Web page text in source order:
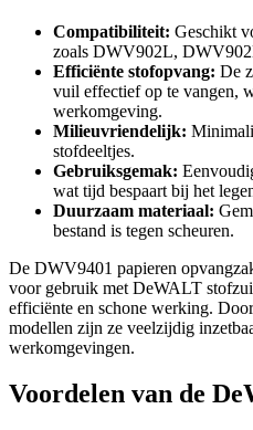
Compatibiliteit: Geschikt
zoals DWV902L,
Efficiënte stofopvang: De
vuil effectief op te vangen,
werkomgeving.
Milieuvriendelijk:
stofdeeltjes.
Gebruiksgemak:
wat tijd bespaart bij het
Duurzaam materiaal:
bestand is tegen scheuren.
De DWV9401 papieren
voor gebruik met DeWALT
efficiënte en schone werking.
modellen zijn ze veelzijdig
werkomgevingen.
Voordelen van de